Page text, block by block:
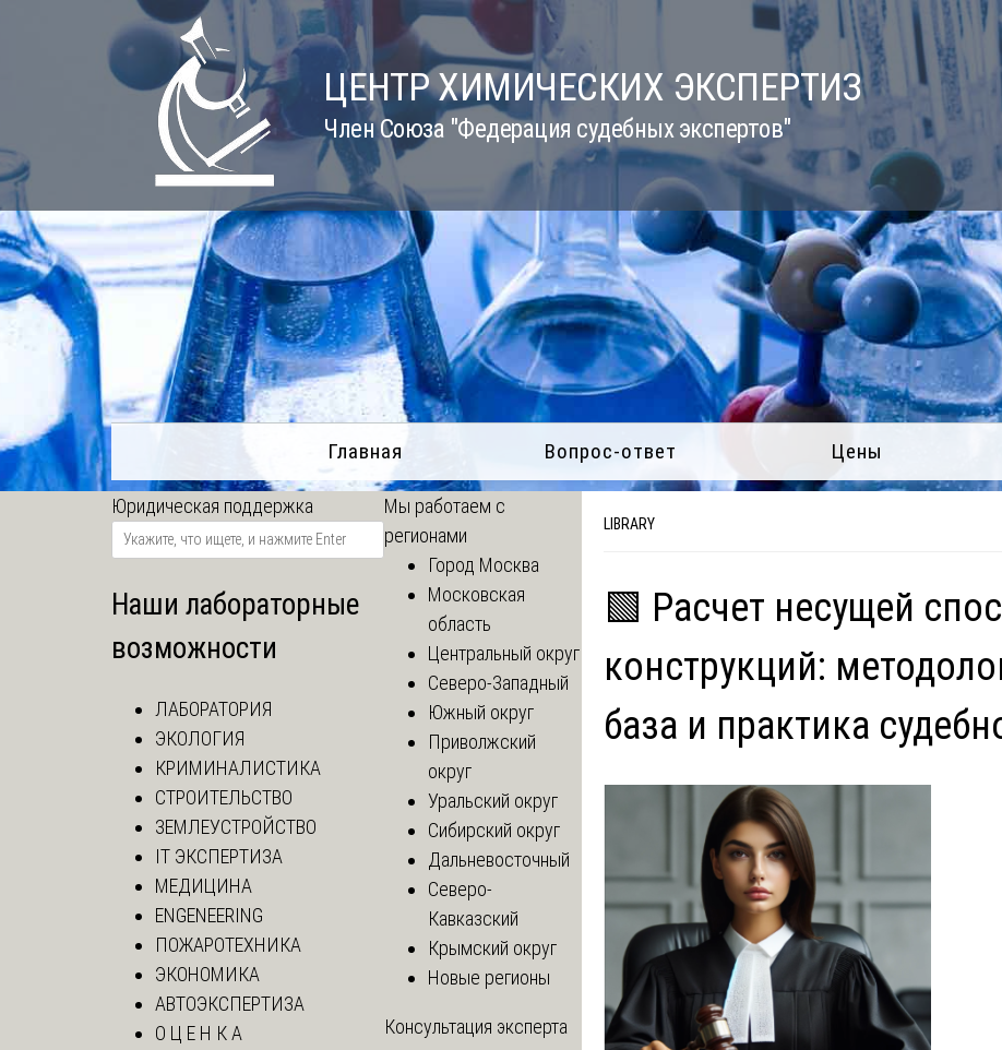
ЦЕНТР ХИМИЧЕСКИХ ЭКСПЕРТИЗ
Член Союза "Федерация судебных экспертов"
Главная Вопрос-ответ Цены
LIBRARY
🟩 Расчет несущей
конструкций:
база и практика
Юридическая поддержка
Наши лабораторные
возможности
ЛАБОРАТОРИЯ
ЭКОЛОГИЯ
КРИМИНАЛИСТИКА
СТРОИТЕЛЬСТВО
ЗЕМЛЕУСТРОЙСТВО
IT ЭКСПЕРТИЗА
МЕДИЦИНА
ENGENEERING
ПОЖАРОТЕХНИКА
ЭКОНОМИКА
АВТОЭКСПЕРТИЗА
О Ц Е Н К А
Мы работаем с
регионами
Город Москва
Московская
область
Центральный округ
Северо-Западный
Южный округ
Приволжский
округ
Уральский округ
Сибирский округ
Дальневосточный
Северо-
Кавказский
Крымский округ
Новые регионы
Консультация эксперта